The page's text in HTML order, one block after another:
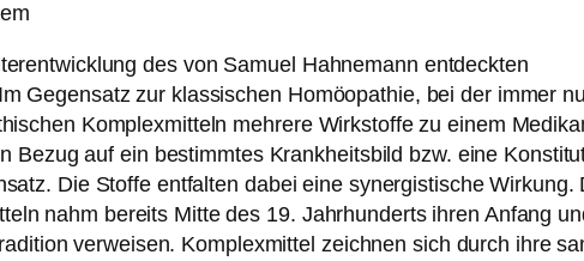
des von Samuel Hahnemann entdeckten
Gegensatz zur klassischen Homöopathie, bei der immer
Komplexmitteln mehrere Wirkstoffe zu einem
Bezug auf ein bestimmtes Krankheitsbild bzw. eine
Die Stoffe entfalten dabei eine synergistische Wirkung.
nahm bereits Mitte des 19. Jahrhunderts ihren Anfang
verweisen. Komplexmittel zeichnen sich durch ihre